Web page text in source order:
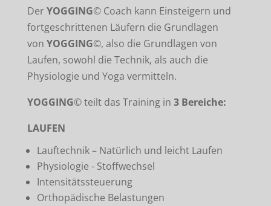
DerYOGGING© Coach kann Einsteigern und
fortgeschrittenen Läufern die Grundlagen
von YOGGING©, also die Grundlagen von
Laufen, sowohl die Technik, als auch die
Physiologie und Yoga vermitteln.
YOGGING© teilt das Training in 3 Bereiche:
LAUFEN
Lauftechnik – Natürlich und leicht Laufen
Physiologie - Stoffwechsel
Intensitätssteuerung
Orthopädische Belastungen